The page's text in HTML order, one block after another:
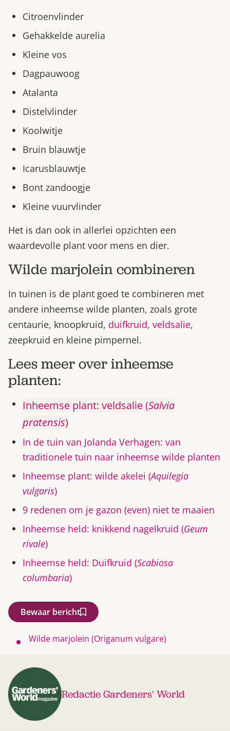
Citroenvlinder
Gehakkelde aurelia
Kleine vos
Dagpauwoog
Atalanta
Distelvlinder
Koolwitje
Bruin blauwtje
Icarusblauwtje
Bont zandoogje
Kleine vuurvlinder
Het is dan ook in allerlei opzichten een
waardevolle plant voor mens en dier.
Wilde marjolein combineren
In tuinen is de plant goed te combineren met
andere inheemse wilde planten, zoals grote
centaurie, knoopkruid, duifkruid, veldsalie,
zeepkruid en kleine pimpernel.
Lees meer over inheemse
planten:
Inheemse plant: veldsalie (Salvia
pratensis)
In de tuin van Jolanda Verhagen: van
traditionele tuin naar inheemse wilde planten
Inheemse plant: wilde akelei (Aquilegia
vulgaris)
9 redenen om je gazon (even) niet te maaien
Inheemse held: knikkend nagelkruid (Geum
rivale)
Inheemse held: Duifkruid (Scabiosa
columbaria)
Bewaar bericht
Wilde marjolein (Origanum vulgare)
Redactie Gardeners' World